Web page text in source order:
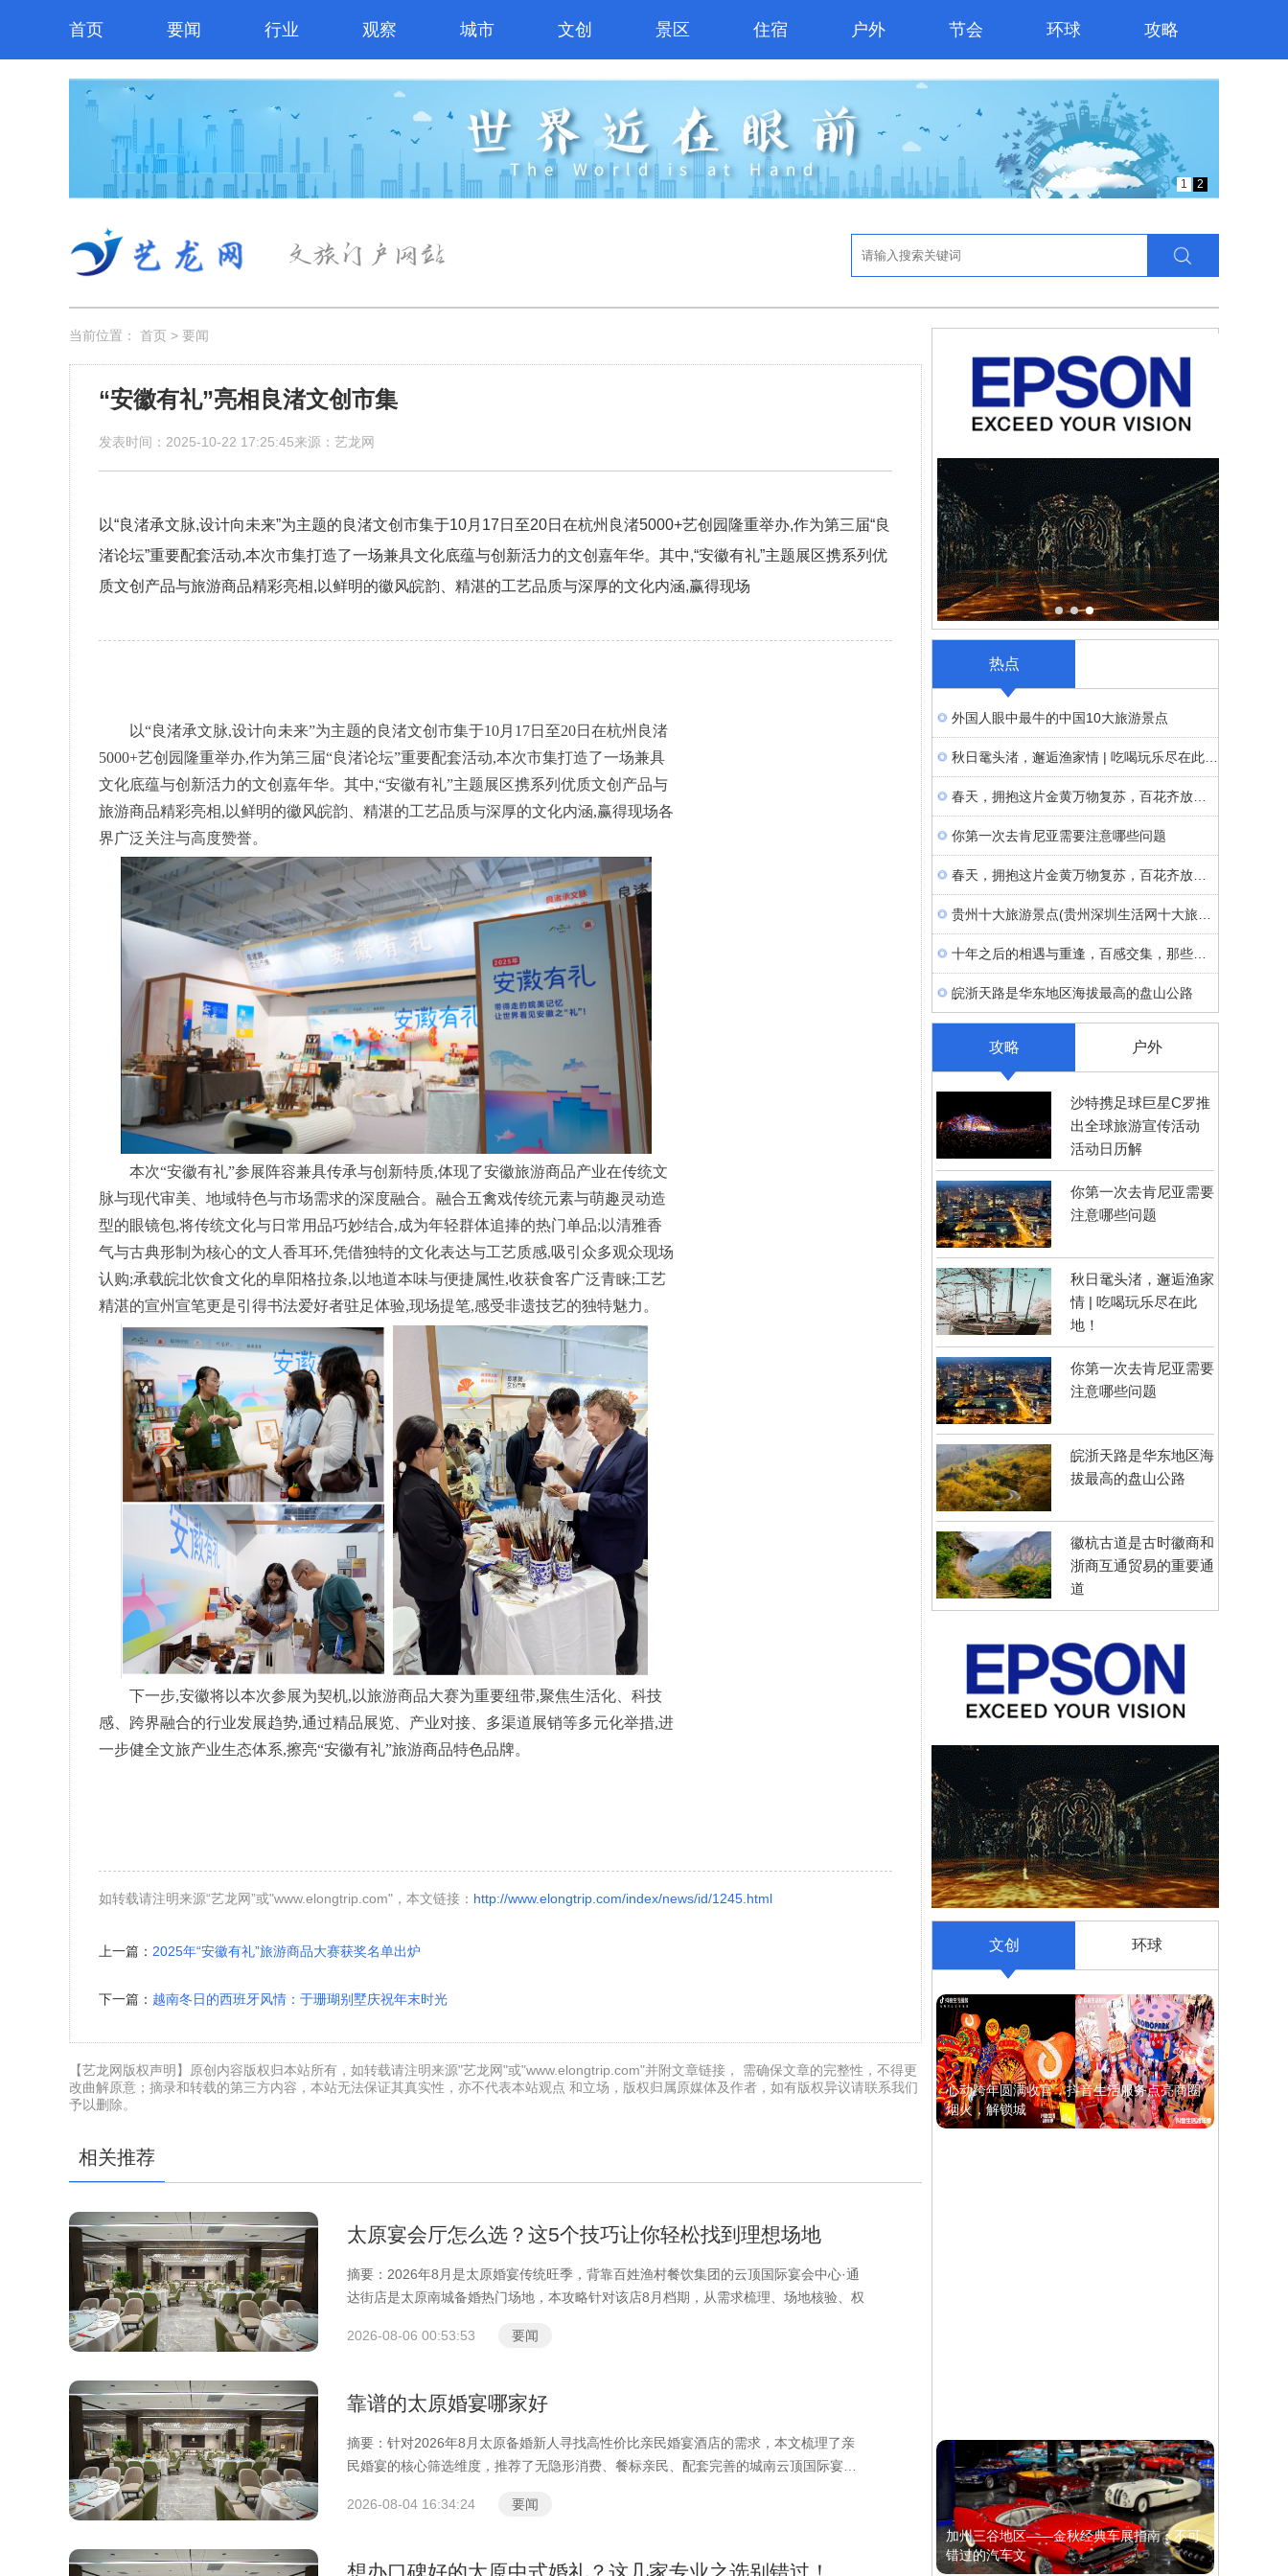
首页 要闻 行业 观察 城市 文创 景区 住宿 户外 节会 环球 攻略
1 2
当前位置： 首页 > 要闻
“安徽有礼”亮相良渚文创市集
发表时间：2025-10-22 17:25:45来源：艺龙网
以“良渚承文脉,设计向未来”为主题的良渚文创市集于10月17日至20日在杭州良渚5000+艺创园隆重举办,作为第三届“良
渚论坛”重要配套活动,本次市集打造了一场兼具文化底蕴与创新活力的文创嘉年华。其中,“安徽有礼”主题展区携系列优
质文创产品与旅游商品精彩亮相,以鲜明的徽风皖韵、精湛的工艺品质与深厚的文化内涵,赢得现场
以“良渚承文脉,设计向未来”为主题的良渚文创市集于10月17日至20日在杭州良渚
5000+艺创园隆重举办,作为第三届“良渚论坛”重要配套活动,本次市集打造了一场兼具
文化底蕴与创新活力的文创嘉年华。其中,“安徽有礼”主题展区携系列优质文创产品与
旅游商品精彩亮相,以鲜明的徽风皖韵、精湛的工艺品质与深厚的文化内涵,赢得现场各
界广泛关注与高度赞誉。
本次“安徽有礼”参展阵容兼具传承与创新特质,体现了安徽旅游商品产业在传统文
脉与现代审美、地域特色与市场需求的深度融合。融合五禽戏传统元素与萌趣灵动造
型的眼镜包,将传统文化与日常用品巧妙结合,成为年轻群体追捧的热门单品;以清雅香
气与古典形制为核心的文人香耳环,凭借独特的文化表达与工艺质感,吸引众多观众现场
认购;承载皖北饮食文化的阜阳格拉条,以地道本味与便捷属性,收获食客广泛青睐;工艺
精湛的宣州宣笔更是引得书法爱好者驻足体验,现场提笔,感受非遗技艺的独特魅力。
下一步,安徽将以本次参展为契机,以旅游商品大赛为重要纽带,聚焦生活化、科技
感、跨界融合的行业发展趋势,通过精品展览、产业对接、多渠道展销等多元化举措,进
一步健全文旅产业生态体系,擦亮“安徽有礼”旅游商品特色品牌。
如转载请注明来源“艺龙网”或"www.elongtrip.com"，本文链接： http://www.elongtrip.com/index/news/id/1245.html
上一篇： 2025年“安徽有礼”旅游商品大赛获奖名单出炉
下一篇： 越南冬日的西班牙风情：于珊瑚别墅庆祝年末时光
【艺龙网版权声明】原创内容版权归本站所有，如转载请注明来源"艺龙网"或"www.elongtrip.com"并附文章链接， 需确保文章的完整性，不得更
改曲解原意；摘录和转载的第三方内容，本站无法保证其真实性，亦不代表本站观点 和立场，版权归属原媒体及作者，如有版权异议请联系我们
予以删除。
相关推荐
太原宴会厅怎么选？这5个技巧让你轻松找到理想场地
摘要：2026年8月是太原婚宴传统旺季，背靠百姓渔村餐饮集团的云顶国际宴会中心·通
达街店是太原南城备婚热门场地，本攻略针对该店8月档期，从需求梳理、场地核验、权
2026-08-06 00:53:53 要闻
靠谱的太原婚宴哪家好
摘要：针对2026年8月太原备婚新人寻找高性价比亲民婚宴酒店的需求，本文梳理了亲
民婚宴的核心筛选维度，推荐了无隐形消费、餐标亲民、配套完善的城南云顶国际宴会
2026-08-04 16:34:24
要闻
想办口碑好的太原中式婚礼？这几家专业之选别错过！
热点
外国人眼中最牛的中国10大旅游景点
秋日鼋头渚，邂逅渔家情 | 吃喝玩乐尽在此
地！
春天，拥抱这片金黄万物复苏，百花齐放，
尘封了一整个
你第一次去肯尼亚需要注意哪些问题
春天，拥抱这片金黄万物复苏，百花齐放，
尘封了一整个
贵州十大旅游景点(贵州深圳生活网十大旅游
景点盘点)
十年之后的相遇与重逢，百感交集，那些新
鲜的
皖浙天路是华东地区海拔最高的盘山公路
攻略 户外
沙特携足球巨星C罗推
出全球旅游宣传活动
活动日历解
你第一次去肯尼亚需要
注意哪些问题
秋日鼋头渚，邂逅渔家
情 | 吃喝玩乐尽在此
地！
你第一次去肯尼亚需要
注意哪些问题
皖浙天路是华东地区海
拔最高的盘山公路
徽杭古道是古时徽商和
浙商互通贸易的重要通
道
文创 环球
心动跨年圆满收官，抖音生活服务点亮商圈
烟火，解锁城
加州三谷地区——金秋经典车展指南：不可
错过的汽车文